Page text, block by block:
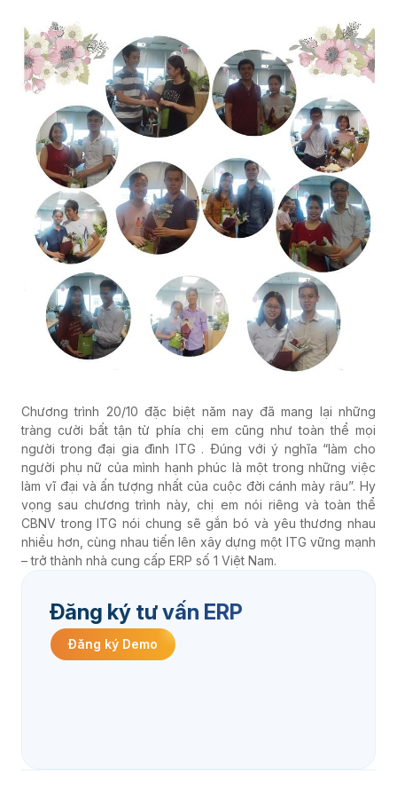
Chương trình 20/10 đặc biệt năm nay đã mang lại những
tràng cười bất tận từ phía chị em cũng như toàn thể mọi
người trong đại gia đình ITG . Đúng với ý nghĩa “làm cho
người phụ nữ của mình hạnh phúc là một trong những việc
làm vĩ đại và ấn tượng nhất của cuộc đời cánh mày râu”. Hy
vọng sau chương trình này, chị em nói riêng và toàn thể
CBNV trong ITG nói chung sẽ gắn bó và yêu thương nhau
nhiều hơn, cùng nhau tiến lên xây dựng một ITG vững mạnh
– trở thành nhà cung cấp ERP số 1 Việt Nam.
Đăng ký tư vấn ERP
Đăng ký Demo